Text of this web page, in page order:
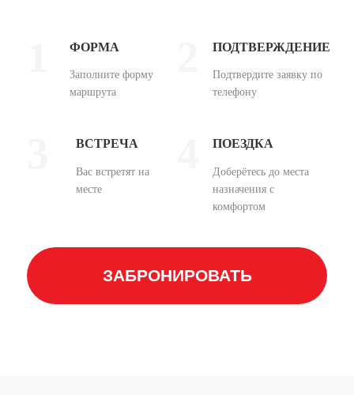
ФОРМА
Заполните форму
маршрута
ПОДТВЕРЖДЕНИЕ
Подтвердите заявку по
телефону
ВСТРЕЧА
Вас встретят на
месте
ПОЕЗДКА
Доберётесь до места
назначения с
комфортом
ЗАБРОНИРОВАТЬ